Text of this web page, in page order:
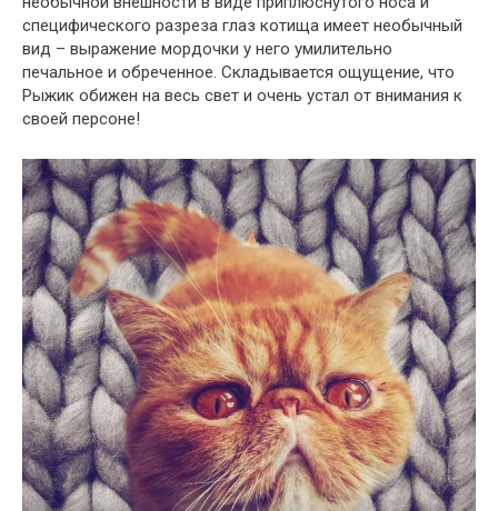
специфического разреза глаз котища имеет необычный
вид – выражение мордочки у него умилительно
печальное и обреченное. Складывается ощущение, что
Рыжик обижен на весь свет и очень устал от внимания к
своей персоне!